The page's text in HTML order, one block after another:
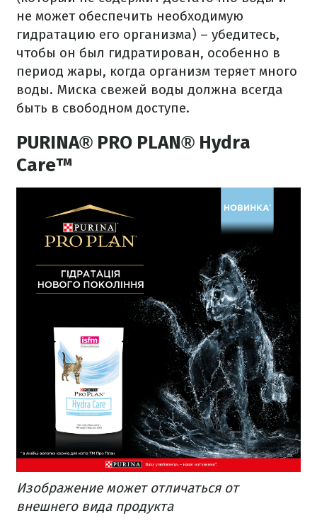
не может обеспечить необходимую
гидратацию его организма) – убедитесь,
чтобы он был гидратирован, особенно в
период жары, когда организм теряет много
воды. Миска свежей воды должна всегда
быть в свободном доступе.
PURINA® PRO PLAN® Hydra
Care™
Изображение может отличаться от
внешнего вида продукта